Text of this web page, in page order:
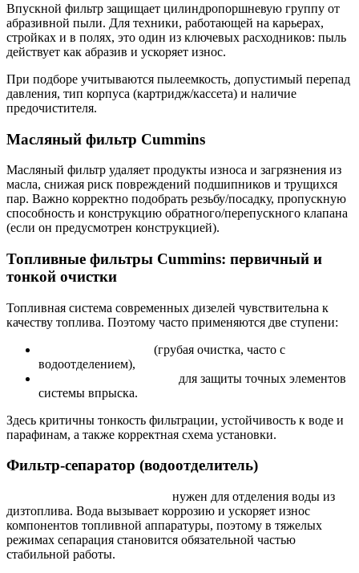
Впускной фильтр защищает цилиндропоршневую группу от
абразивной пыли. Для техники, работающей на карьерах,
стройках и в полях, это один из ключевых расходников: пыль
действует как абразив и ускоряет износ.
При подборе учитываются пылеемкость, допустимый перепад
давления, тип корпуса (картридж/кассета) и наличие
предочистителя.
Масляный фильтр Cummins
Масляный фильтр удаляет продукты износа и загрязнения из
масла, снижая риск повреждений подшипников и трущихся
пар. Важно корректно подобрать резьбу/посадку, пропускную
способность и конструкцию обратного/перепускного клапана
(если он предусмотрен конструкцией).
Топливные фильтры Cummins: первичный и
тонкой очистки
Топливная система современных дизелей чувствительна к
качеству топлива. Поэтому часто применяются две ступени:
(грубая очистка, часто с
водоотделением),
для защиты точных элементов
системы впрыска.
Здесь критичны тонкость фильтрации, устойчивость к воде и
парафинам, а также корректная схема установки.
Фильтр-сепаратор (водоотделитель)
нужен для отделения воды из
дизтоплива. Вода вызывает коррозию и ускоряет износ
компонентов топливной аппаратуры, поэтому в тяжелых
режимах сепарация становится обязательной частью
стабильной работы.